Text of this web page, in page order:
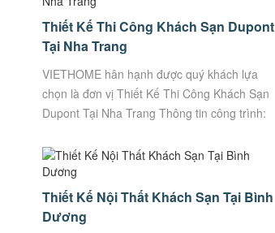
Thiết Kế Thi Công Khách Sạn Dupont
Tại Nha Trang
VIETHOME hân hạnh được quý khách lựa
chọn là đơn vị Thiết Kế Thi Công Khách Sạn
Dupont Tại Nha Trang Thông tin công trình:
Đường 23/10,...
Thiết Kế Nội Thất Khách Sạn Tại Bình
Dương